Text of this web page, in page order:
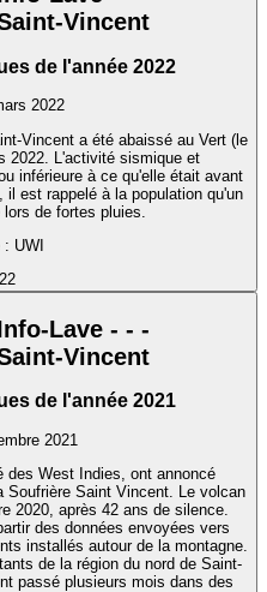
Vincent
de l'année 2022
2022
Vincent a été abaissé au Vert (le
2022. L'activité sismique et
inférieure à ce qu'elle était avant
il est rappelé à la population qu'un
de fortes pluies.
UWI
Lave - - -
Vincent
de l'année 2021
2021
des West Indies, ont annoncé
Saint Vincent. Le volcan
2020, après 42 ans de silence.
des données envoyées vers
installés autour de la montagne.
de la région du nord de Saint-
passé plusieurs mois dans des